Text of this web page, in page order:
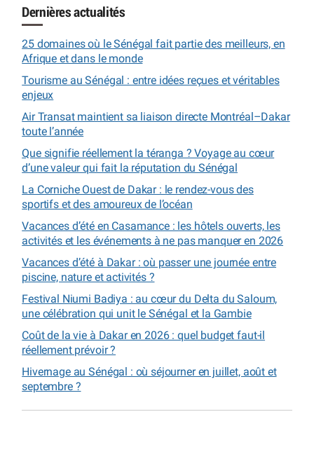
Dernières actualités
25 domaines où le Sénégal fait partie des meilleurs, en
Afrique et dans le monde
Tourisme au Sénégal : entre idées reçues et véritables
enjeux
Air Transat maintient sa liaison directe Montréal–Dakar
toute l’année
Que signifie réellement la téranga ? Voyage au cœur
d’une valeur qui fait la réputation du Sénégal
La Corniche Ouest de Dakar : le rendez-vous des
sportifs et des amoureux de l’océan
Vacances d’été en Casamance : les hôtels ouverts, les
activités et les événements à ne pas manquer en 2026
Vacances d’été à Dakar : où passer une journée entre
piscine, nature et activités ?
Festival Niumi Badiya : au cœur du Delta du Saloum,
une célébration qui unit le Sénégal et la Gambie
Coût de la vie à Dakar en 2026 : quel budget faut-il
réellement prévoir ?
Hivernage au Sénégal : où séjourner en juillet, août et
septembre ?